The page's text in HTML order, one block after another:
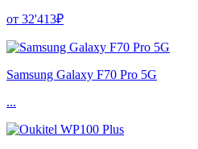
от 32'413₽
Samsung Galaxy F70 Pro 5G
...